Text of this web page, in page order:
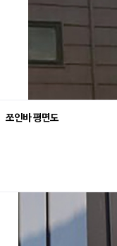
쪼인바 평면도